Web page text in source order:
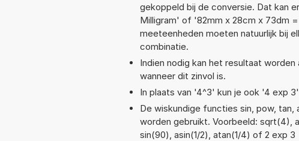
gekoppeld bij de conversie. Dat kan
Milligram' of '82mm x 28cm x 73dm
meeteenheden moeten natuurlijk bij
combinatie.
Indien nodig kan het resultaat
wanneer dit zinvol is.
In plaats van '4^3' kun je ook '4 exp
De wiskundige functies sin, pow, tan,
worden gebruikt. Voorbeeld: sqrt(4),
sin(90), asin(1/2), atan(1/4) of 2 exp 3